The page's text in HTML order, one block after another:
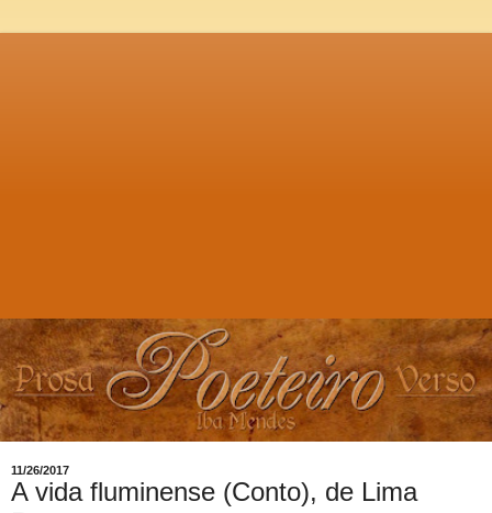
11/26/2017
A vida fluminense (Conto), de Lima